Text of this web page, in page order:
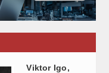
Viktor Igo,